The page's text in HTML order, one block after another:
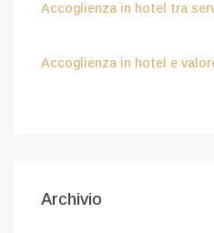
Accoglienza in hotel tra
Accoglienza in hotel e
Archivio